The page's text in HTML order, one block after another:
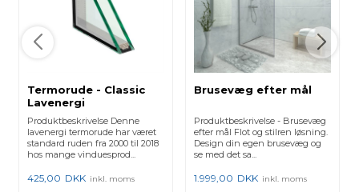
Termorude - Classic
Lavenergi
Produktbeskrivelse Denne
lavenergi termorude har været
standard ruden fra 2000 til 2018
hos mange vinduesprod...
425,00 DKK inkl. moms
Brusevæg efter mål
Produktbeskrivelse - Brusevæg
efter mål Flot og stilren løsning.
Design din egen brusevæg og
se med det sa...
1.999,00 DKK inkl. moms